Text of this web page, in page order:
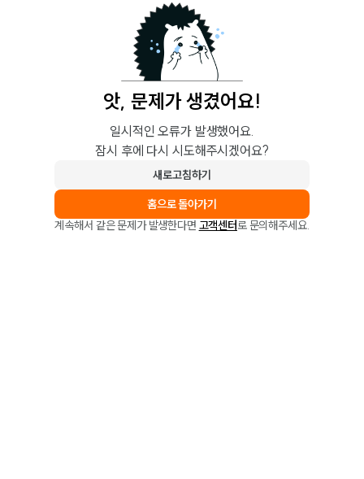
앗, 문제가 생겼어요!
일시적인 오류가 발생했어요.
잠시 후에 다시 시도해주시겠어요?
새로고침하기
홈으로 돌아가기
계속해서 같은 문제가 발생한다면 고객센터로 문의해주세요.